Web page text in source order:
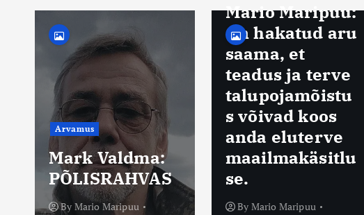
Arvamus
Mark Valdma:
PÕLISRAHVAS
By Mario Maripuu
Mario Maripuu:
On hakatud aru
saama, et
teadus ja terve
talupojamõistu
s võivad koos
anda eluterve
maailmakäsitlu
se.
By Mario Maripuu